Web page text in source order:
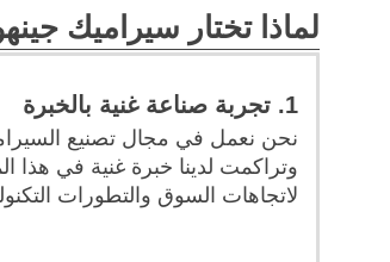
لماذا تختار سيراميك
1. تجربة صناعة غنية بالخبرة
وتراكمت لدينا خبرة غنية في هذا
لاتجاهات السوق والتطورات